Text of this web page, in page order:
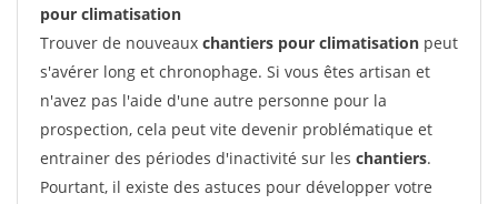
pour climatisation
Trouver de nouveaux chantiers pour climatisation peut
s'avérer long et chronophage. Si vous êtes artisan et
n'avez pas l'aide d'une autre personne pour la
prospection, cela peut vite devenir problématique et
entrainer des périodes d'inactivité sur les chantiers.
Pourtant, il existe des astuces pour développer votre